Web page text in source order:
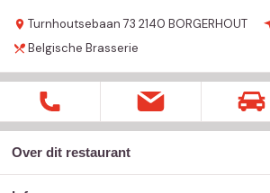
Turnhoutsebaan 73 2140 BORGERHOUT
Belgische Brasserie
Over dit restaurant